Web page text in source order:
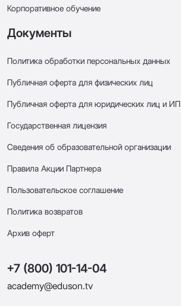
Корпоративное обучение
Документы
Политика обработки персональных данных
Публичная оферта для физических лиц
Публичная оферта для юридических лиц и ИП
Государственная лицензия
Сведения об образовательной организации
Правила Акции Партнера
Пользовательское соглашение
Политика возвратов
Архив оферт
+7 (800) 101-14-04
academy@eduson.tv